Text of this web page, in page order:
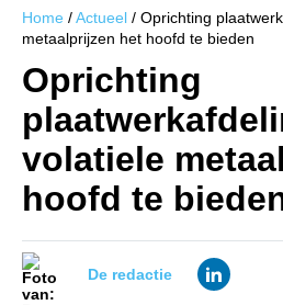
Home / Actueel / Oprichting
metaalprijzen het hoofd te bieden
Oprichting
volatiele
hoofd te
De redactie